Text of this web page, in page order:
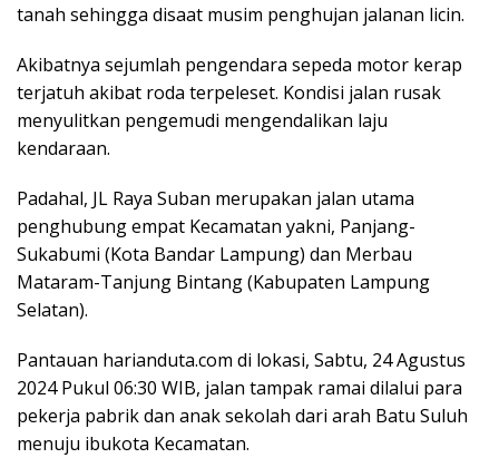
tanah sehingga disaat musim penghujan jalanan licin.
Akibatnya sejumlah pengendara sepeda motor kerap
terjatuh akibat roda terpeleset. Kondisi jalan rusak
menyulitkan pengemudi mengendalikan laju
kendaraan.
Padahal, JL Raya Suban merupakan jalan utama
penghubung empat Kecamatan yakni, Panjang-
Sukabumi (Kota Bandar Lampung) dan Merbau
Mataram-Tanjung Bintang (Kabupaten Lampung
Selatan).
Pantauan harianduta.com di lokasi, Sabtu, 24 Agustus
2024 Pukul 06:30 WIB, jalan tampak ramai dilalui para
pekerja pabrik dan anak sekolah dari arah Batu Suluh
menuju ibukota Kecamatan.